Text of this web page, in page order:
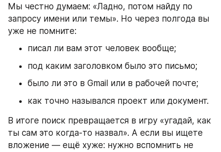
Мы честно думаем: «Ладно, потом найду по
запросу имени или темы». Но через полгода вы
уже не помните:
писал ли вам этот человек вообще;
под каким заголовком было это письмо;
было ли это в Gmail или в рабочей почте;
как точно назывался проект или документ.
В итоге поиск превращается в игру «угадай, как
ты сам это когда-то назвал». А если вы ищете
вложение — ещё хуже: нужно вспомнить не